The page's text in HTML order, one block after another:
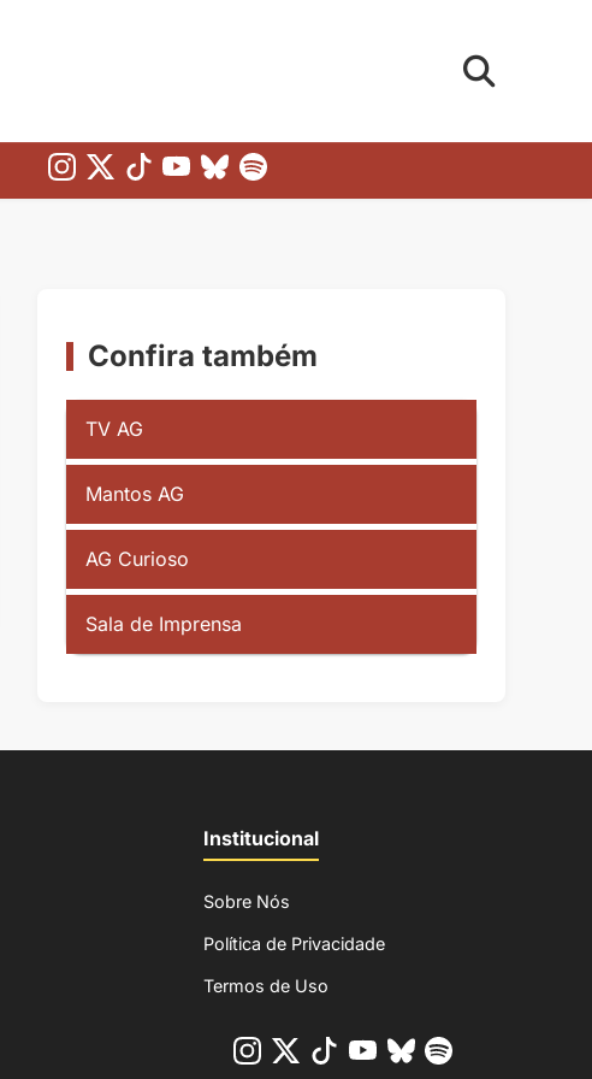
Confira também
TV AG
Mantos AG
AG Curioso
Sala de Imprensa
Institucional
Sobre Nós
Política de Privacidade
Termos de Uso